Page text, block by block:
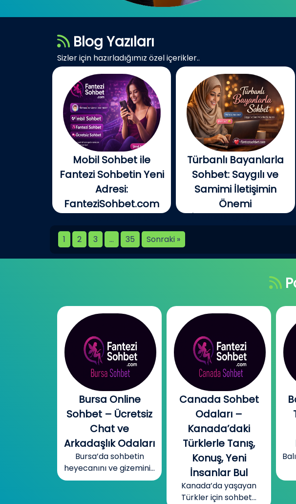
Blog Yazıları
Sizler için hazırladığımız özel içerikler..
Mobil Sohbet ile
Fantezi Sohbetin Yeni
Adresi:
FanteziSohbet.com
Açık konuşayım, artık çoğu
kişi...
Türbanlı Bayanlarla
Sohbet: Saygılı ve
Samimi İletişimin
Önemi
İnternetin gelişmesiyle
1
2 3 … 35 Sonraki »
Bursa Online
Sohbet – Ücretsiz
Chat ve
Arkadaşlık Odaları
Bursa’da sohbetin
heyecanını ve gizemini...
Canada Sohbet
Odaları –
Kanada’daki
Türklerle Tanış,
Konuş, Yeni
İnsanlar Bul
Kanada’da yaşayan
Türkler için sohbet...